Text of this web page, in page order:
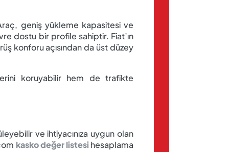
geniş yükleme kapasitesi ve
dostu bir profile sahiptir. Fiat’ın
konforu açısından da üst düzey
koruyabilir hem de trafikte
ve ihtiyacınıza uygun olan
kasko değer listesi hesaplama